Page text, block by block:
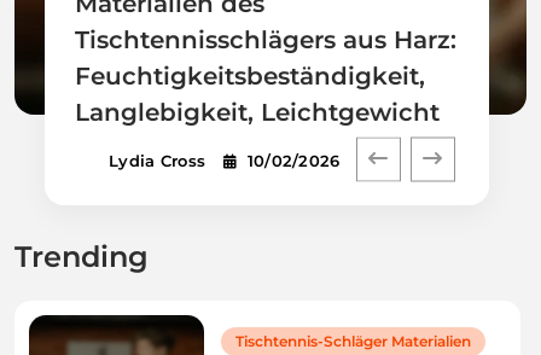
Tischtennisschlägers aus Harz:
Feuchtigkeitsbeständigkeit,
Langlebigkeit, Leichtgewicht
Lydia Cross 10/02/2026
Trending
Tischtennis-Schläger Materialien